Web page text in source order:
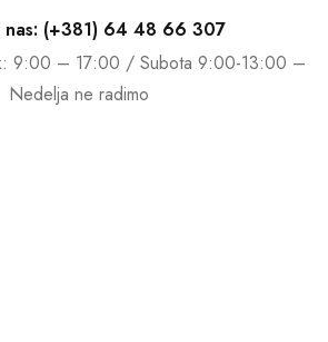
nas: (+381) 64 48 66 307
9:00 – 17:00 / Subota 9:00-13:00 –
Nedelja ne radimo